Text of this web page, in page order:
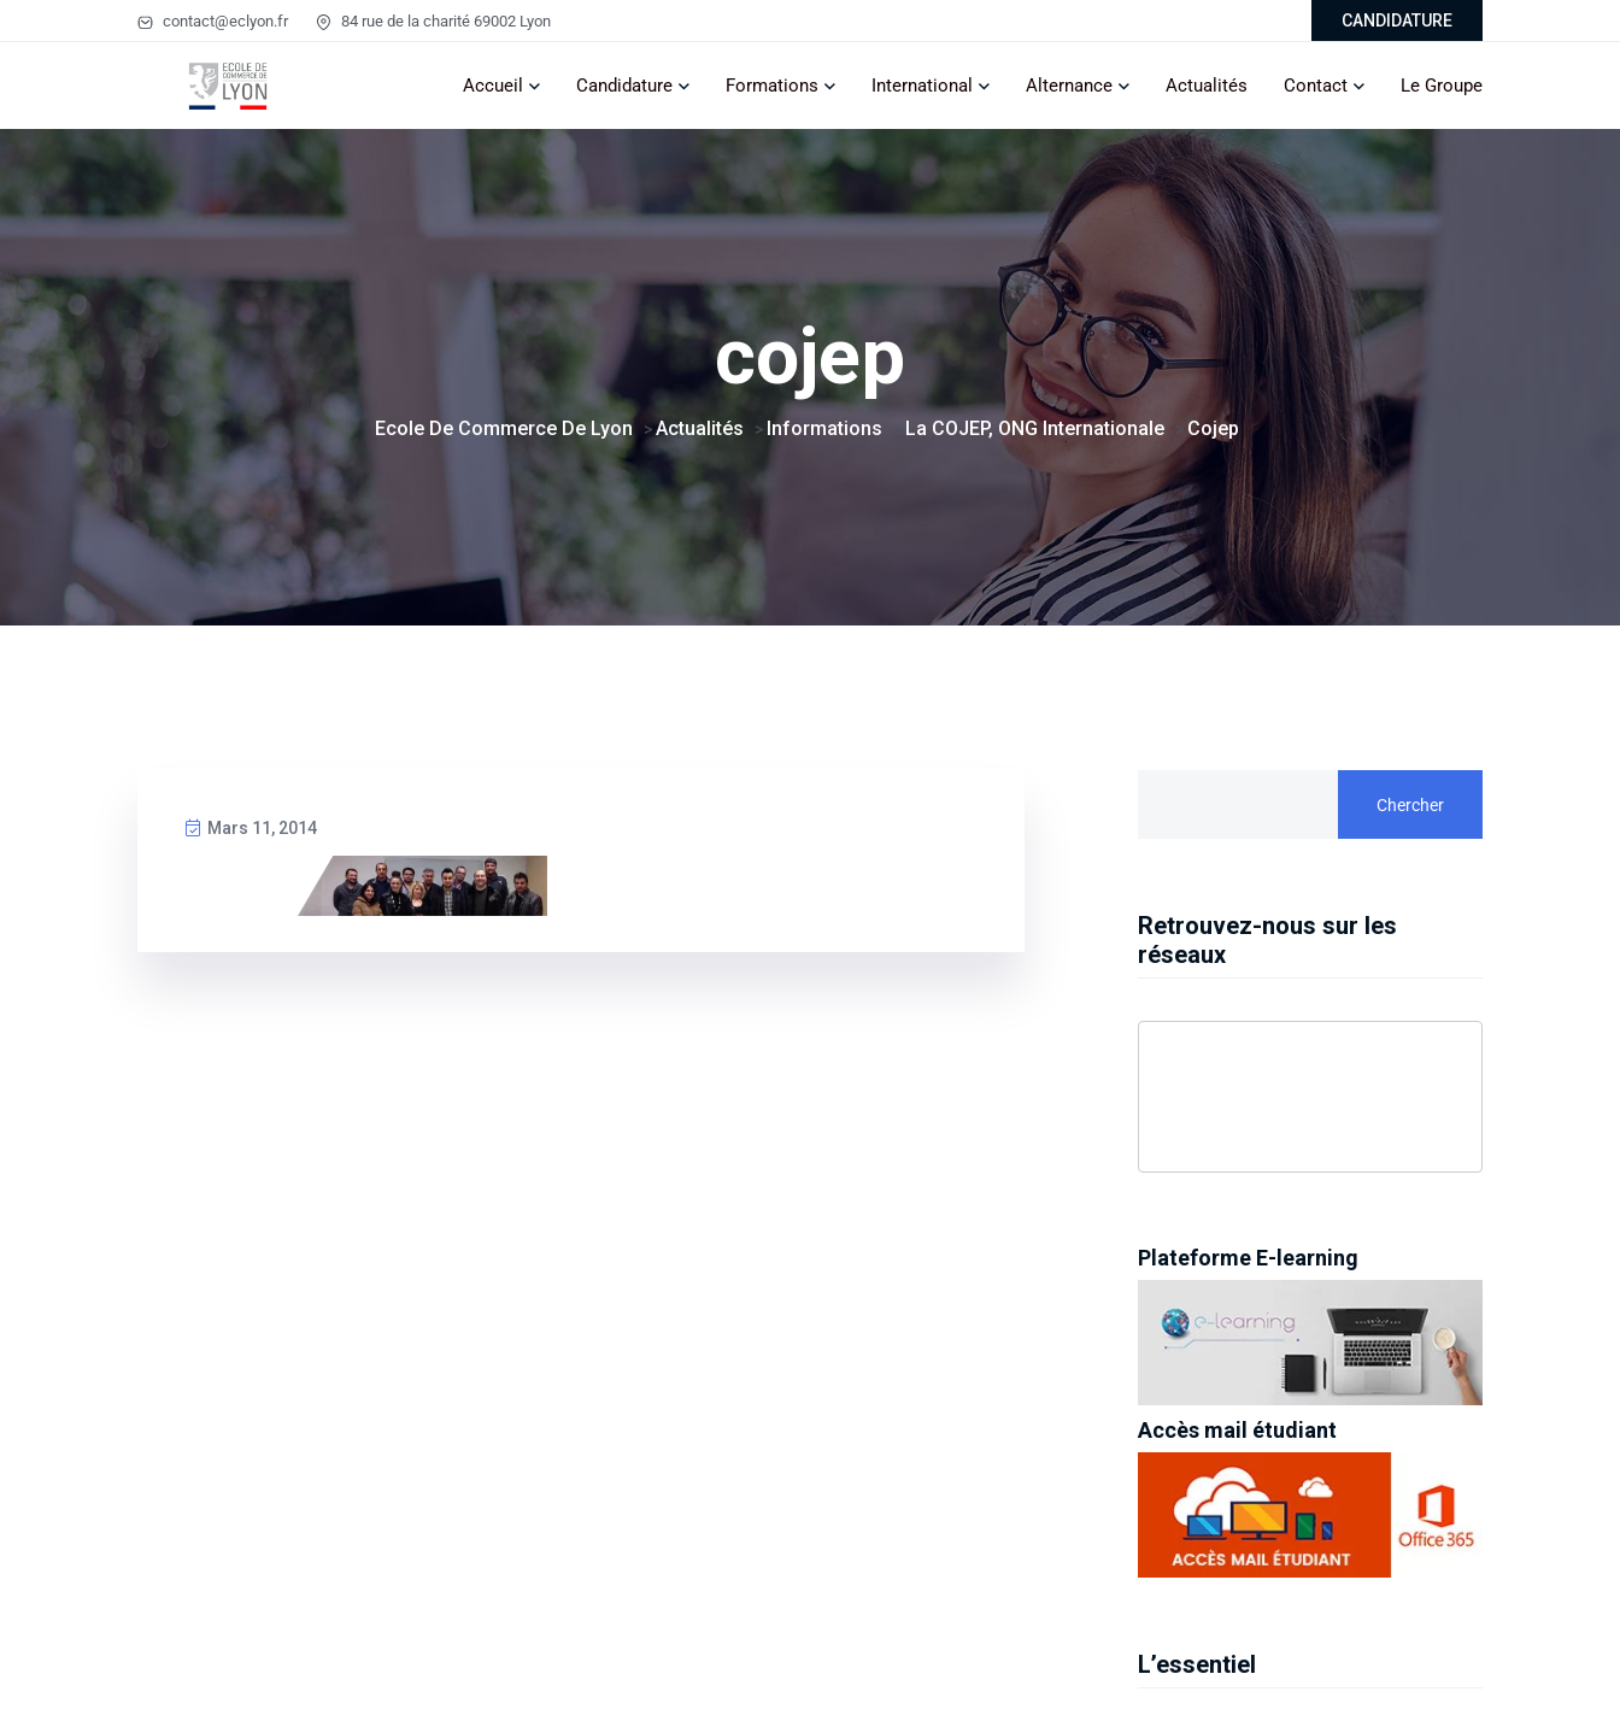
contact@eclyon.fr 84 rue de la charité 69002 Lyon CANDIDATURE
Accueil Candidature Formations International Alternance Actualités Contact Le Groupe
cojep
Ecole De Commerce De Lyon >Actualités > Informations La COJEP, ONG Internationale > Cojep
Mars 11, 2014
Chercher
Retrouvez-nous sur les
réseaux
Plateforme E-learning
Accès mail étudiant
L’essentiel